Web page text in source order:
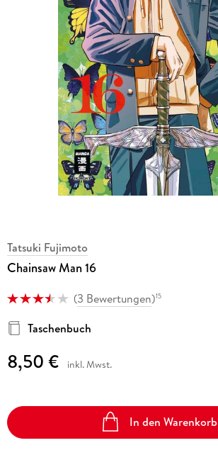
Tatsuki Fujimoto
Chainsaw Man 16
(3 Bewertungen)15
Taschenbuch
8,50 € inkl. Mwst.
In den Warenkorb